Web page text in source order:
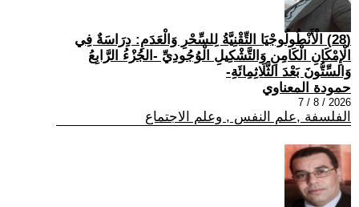
(28) الْأَنْطُولُوجْيَا التِّقْنِيَّةُ لِلسِّحْرِ وَالْعَدَمِ: دِرَاسَةٌ فِي
الْإِمْكَانِ الْكَامِنِ وَالتَّشْكِيلِ الْوُجُودِيِّ -الجُزْءُ الرَّابِعُ
وَالسِّتُّونَ بَعْدَ الثَّلَاثِمِائَةِ-
حمودة المعناوي
2026 / 8 / 7
الفلسفة ,علم النفس , وعلم الاجتماع